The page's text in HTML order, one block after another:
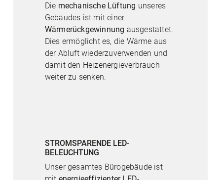
Die mechanische Lüftung unseres
Gebäudes ist mit einer
Wärmerückgewinnung ausgestattet.
Dies ermöglicht es, die Wärme aus
der Abluft wiederzuverwenden und
damit den Heizenergieverbrauch
weiter zu senken.
STROMSPARENDE LED-
BELEUCHTUNG
Unser gesamtes Bürogebäude ist